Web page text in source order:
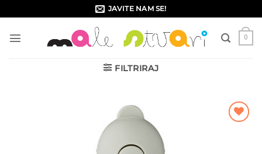
to
content
JAVITE NAM SE!
0
FILTRIRAJ